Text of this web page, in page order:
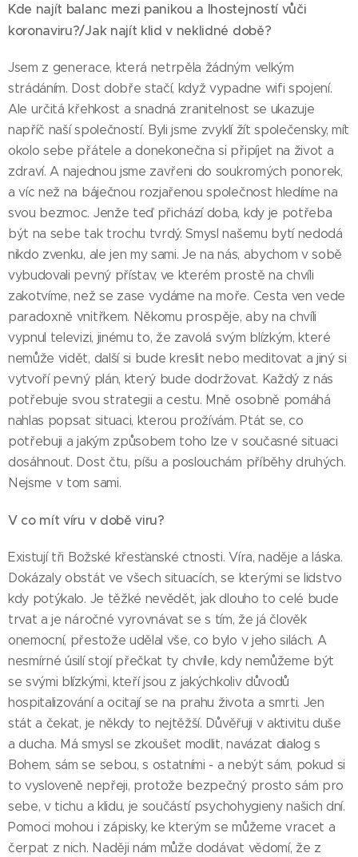
Kde najít balanc mezi panikou a lhostejností vůči
koronaviru?/Jak najít klid v neklidné době?
Jsem z generace, která netrpěla žádným velkým
strádáním. Dost dobře stačí, když vypadne wifi spojení.
Ale určitá křehkost a snadná zranitelnost se ukazuje
napříč naší společností. Byli jsme zvyklí žít společensky, mít
okolo sebe přátele a donekonečna si připíjet na život a
zdraví. A najednou jsme zavřeni do soukromých ponorek,
a víc než na báječnou rozjařenou společnost hledíme na
svou bezmoc. Jenže teď přichází doba, kdy je potřeba
být na sebe tak trochu tvrdý. Smysl našemu bytí nedodá
nikdo zvenku, ale jen my sami. Je na nás, abychom v sobě
vybudovali pevný přístav, ve kterém prostě na chvíli
zakotvíme, než se zase vydáme na moře. Cesta ven vede
paradoxně vnitřkem. Někomu prospěje, aby na chvíli
vypnul televizi, jinému to, že zavolá svým blízkým, které
nemůže vidět, další si bude kreslit nebo meditovat a jiný si
vytvoří pevný plán, který bude dodržovat. Každý z nás
potřebuje svou strategii a cestu. Mně osobně pomáhá
nahlas popsat situaci, kterou prožívám. Ptát se, co
potřebuji a jakým způsobem toho lze v současné situaci
dosáhnout. Dost čtu, píšu a poslouchám příběhy druhých.
Nejsme v tom sami.
V co mít víru v době viru?
Existují tři Božské křesťanské ctnosti. Víra, naděje a láska.
Dokázaly obstát ve všech situacích, se kterými se lidstvo
kdy potýkalo. Je těžké nevědět, jak dlouho to celé bude
trvat a je náročné vyrovnávat se s tím, že já člověk
onemocní, přestože udělal vše, co bylo v jeho silách. A
nesmírné úsilí stojí přečkat ty chvíle, kdy nemůžeme být
se svými blízkými, kteří jsou z jakýchkoliv důvodů
hospitalizování a ocitají se na prahu života a smrti. Jen
stát a čekat, je někdy to nejtěžší. Důvěřuji v aktivitu duše
a ducha. Má smysl se zkoušet modlit, navázat dialog s
Bohem, sám se sebou, s ostatními - a nebýt sám, pokud si
to vysloveně nepřeji, protože bezpečný prosto sám pro
sebe, v tichu a klidu, je součástí psychohygieny našich dní.
Pomoci mohou i zápisky, ke kterým se můžeme vracet a
čerpat z nich. Naději nám může dodávat vědomí, že z